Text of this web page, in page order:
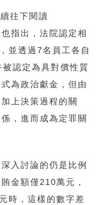
往下閱讀
指出，法院認定相
並透過7名員工各自
認定為具對價性質
為政治獻金，但由
上決策過程的關
，進而成為定罪關
入討論的仍是比例
金額僅210萬元，
時，這樣的數字差